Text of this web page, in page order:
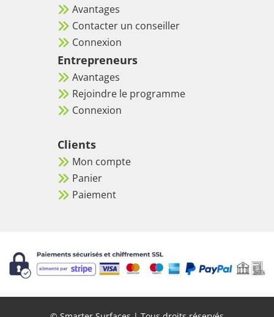
Avantages
Contacter un conseiller
Connexion
Entrepreneurs
Avantages
Rejoindre le programme
Connexion
Clients
Mon compte
Panier
Paiement